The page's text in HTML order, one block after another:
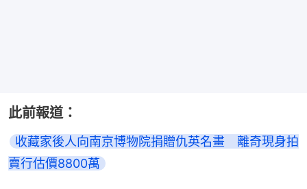
此前報道：
收藏家後人向南京博物院捐贈仇英名畫　離奇現身拍
賣行估價8800萬